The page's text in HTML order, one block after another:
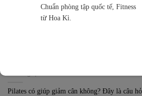
Pilates có giúp giảm cân không? Đây là câu
Chuẩn phòng tập quốc tế, Fitness
từ Hoa Kì.